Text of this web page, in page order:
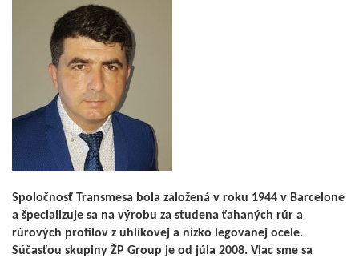
Spoločnosť Transmesa bola založená v roku 1944 v Barcelone
a špecializuje sa na výrobu za studena ťahaných rúr a
rúrových profilov z uhlíkovej a nízko legovanej ocele.
Súčasťou skupiny ŽP Group je od júla 2008. Viac sme sa